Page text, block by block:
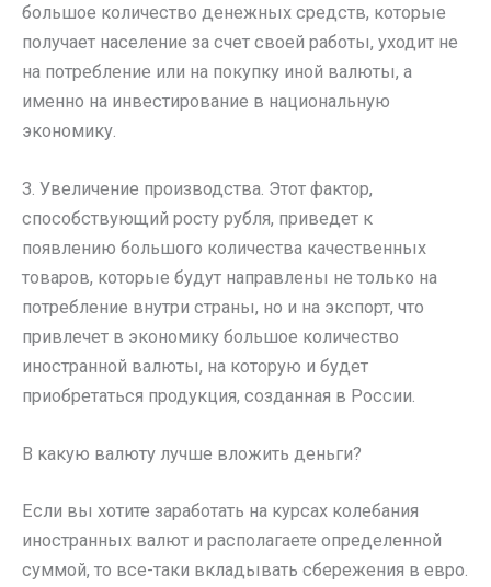
большое количество денежных средств, которые
получает население за счет своей работы, уходит не
на потребление или на покупку иной валюты, а
именно на инвестирование в национальную
экономику.
3. Увеличение производства. Этот фактор,
способствующий росту рубля, приведет к
появлению большого количества качественных
товаров, которые будут направлены не только на
потребление внутри страны, но и на экспорт, что
привлечет в экономику большое количество
иностранной валюты, на которую и будет
приобретаться продукция, созданная в России.
В какую валюту лучше вложить деньги?
Если вы хотите заработать на курсах колебания
иностранных валют и располагаете определенной
суммой, то все-таки вкладывать сбережения в евро.